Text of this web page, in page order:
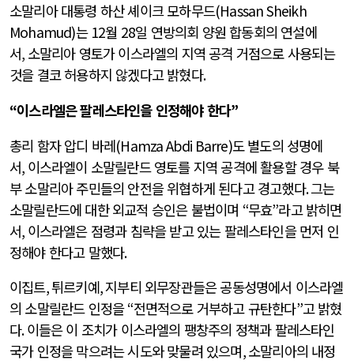
소말리아 대통령 하산 셰이크 모하무드(Hassan Sheikh
Mohamud)는 12월 28일 연방의회 양원 합동회의 연설에
서, 소말리아 영토가 이스라엘의 지역 공격 거점으로 사용되는
것을 결코 허용하지 않겠다고 밝혔다.
“이스라엘은 팔레스타인을 인정해야 한다”
총리 함자 압디 바레(Hamza Abdi Barre)도 별도의 성명에
서, 이스라엘이 소말릴란드 영토를 지역 공격에 활용할 경우 북
부 소말리아 주민들의 안전을 위협하게 된다고 경고했다.그는
소말릴란드에 대한 외교적 승인은 불법이며 “무효”라고 밝히면
서, 이스라엘은 점령과 침략을 받고 있는 팔레스타인을 먼저 인
정해야 한다고 말했다.
이집트,튀르키예,지부티 외무장관들은 공동성명에서 이스라엘
의 소말릴란드 인정을“전면적으로 거부하고 규탄한다”고 밝혔
다.이들은 이 조치가 이스라엘의 팽창주의 정책과 팔레스타인
국가 인정을 막으려는 시도와 맞물려 있으며,소말리아의 내정